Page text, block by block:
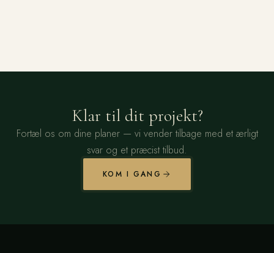
Klar til dit projekt?
Fortæl os om dine planer — vi vender tilbage med et ærligt
svar og et præcist tilbud.
KOM I GANG